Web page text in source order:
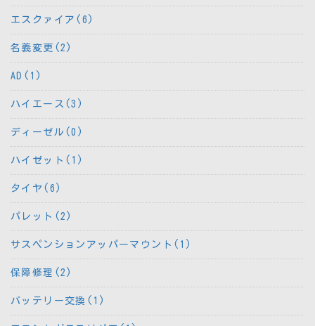
エスクァイア(6)
名義変更(2)
AD(1)
ハイエース(3)
ディーゼル(0)
ハイゼット(1)
タイヤ(6)
パレット(2)
サスペンションアッパーマウント(1)
保障修理(2)
バッテリー交換(1)